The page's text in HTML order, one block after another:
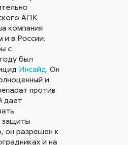
АПК
компания
и в России.
с
был
Инсайд. Он
и
против
дает
защиты
он разрешен к
и на